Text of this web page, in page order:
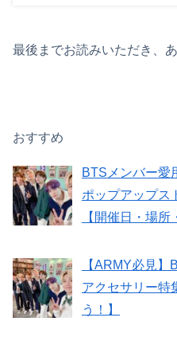
最後までお読みいただき、
おすすめ
BTSメンバー愛
ポップアップス
【開催日・場所
【ARMY必見
アクセサリー特
う！】